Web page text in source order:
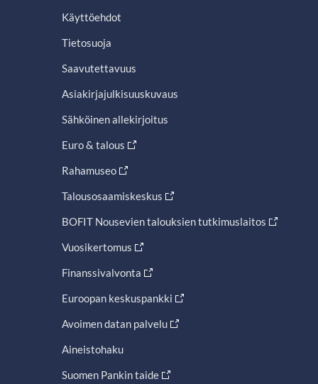
Käyttöehdot
Tietosuoja
Saavutettavuus
Asiakirjajulkisuuskuvaus
Sähköinen allekirjoitus
Euro & talous
Rahamuseo
Talousosaamiskeskus
BOFIT Nousevien talouksien tutkimuslaitos
Vuosikertomus
Finanssivalvonta
Euroopan keskuspankki
Avoimen datan palvelu
Aineistohaku
Suomen Pankin taide